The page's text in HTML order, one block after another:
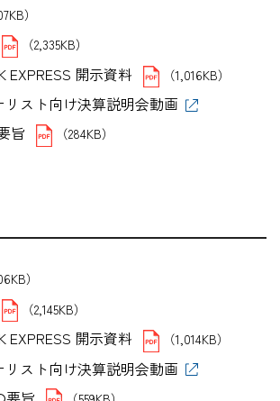
）
（2,335KB）
EXPRESS 開示資料 （1,016KB）
スト向け決算説明会動画
旨
（284KB）
）
（2,145KB）
EXPRESS 開示資料 （1,014KB）
スト向け決算説明会動画